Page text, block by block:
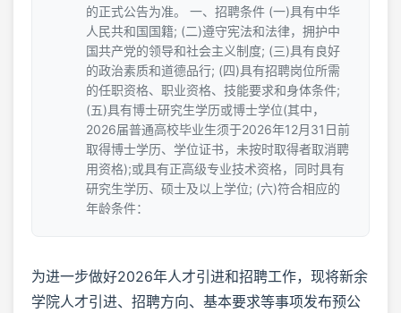
的正式公告为准。 一、招聘条件 (一)具有中华
人民共和国国籍; (二)遵守宪法和法律，拥护中
国共产党的领导和社会主义制度; (三)具有良好
的政治素质和道德品行; (四)具有招聘岗位所需
的任职资格、职业资格、技能要求和身体条件;
(五)具有博士研究生学历或博士学位(其中，
2026届普通高校毕业生须于2026年12月31日前
取得博士学历、学位证书，未按时取得者取消聘
用资格);或具有正高级专业技术资格，同时具有
研究生学历、硕士及以上学位; (六)符合相应的
年龄条件：
为进一步做好2026年人才引进和招聘工作，现将新余
学院人才引进、招聘方向、基本要求等事项发布预公